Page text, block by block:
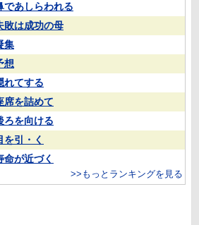
であしらわれる
敗は成功の母
集
想
れてする
席を詰めて
ろを向ける
を引・く
命が近づく
>>もっとランキングを見る